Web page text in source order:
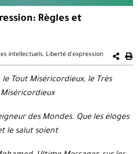
Règles et
intellectuels, Liberté d'expression
le Tout Miséricordieux, le Très
Miséricordieux
des Mondes. Que les éloges
le salut soient